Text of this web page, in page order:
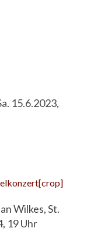
15.6.2023,
Wilkes, St.
19 Uhr